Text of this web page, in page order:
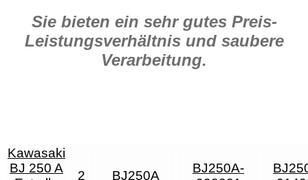
Sie bieten ein sehr gutes Preis-
Leistungsverhältnis und saubere
Verarbeitung.
Kawasaki
BJ 250 A
2 BJ250A
BJ250A-